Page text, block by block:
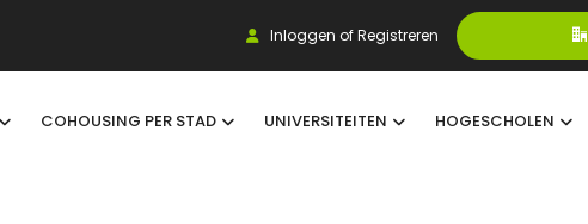
Inloggen of Registreren
COHOUSING PER STAD UNIVERSITEITEN HOGESCHOLEN